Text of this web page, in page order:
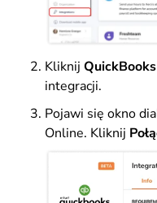
Kliknij
integracji.
Pojawi się okno
Online. Kliknij